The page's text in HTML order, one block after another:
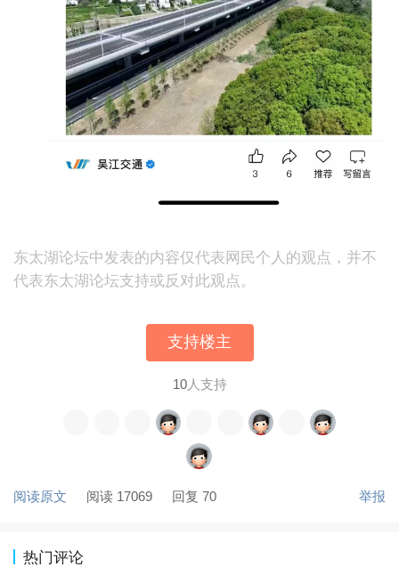
东太湖论坛中发表的内容仅代表网民个人的观点，并不
代表东太湖论坛支持或反对此观点。
支持楼主
10人支持
阅读原文 阅读 17069 回复 70 举报
热门评论